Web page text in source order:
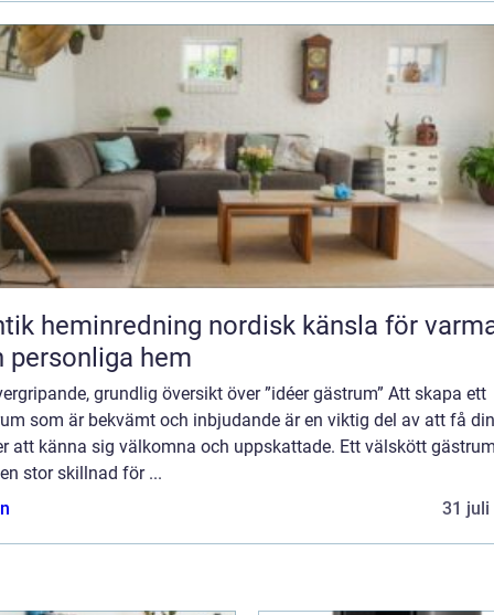
nordisk känsla för varma
personliga hem
grundlig översikt över ”idéer gästrum” Att skapa ett
som är bekvämt och inbjudande är en viktig del av att få
att känna sig välkomna och uppskattade. Ett välskött
stor skillnad för ...
31 juli